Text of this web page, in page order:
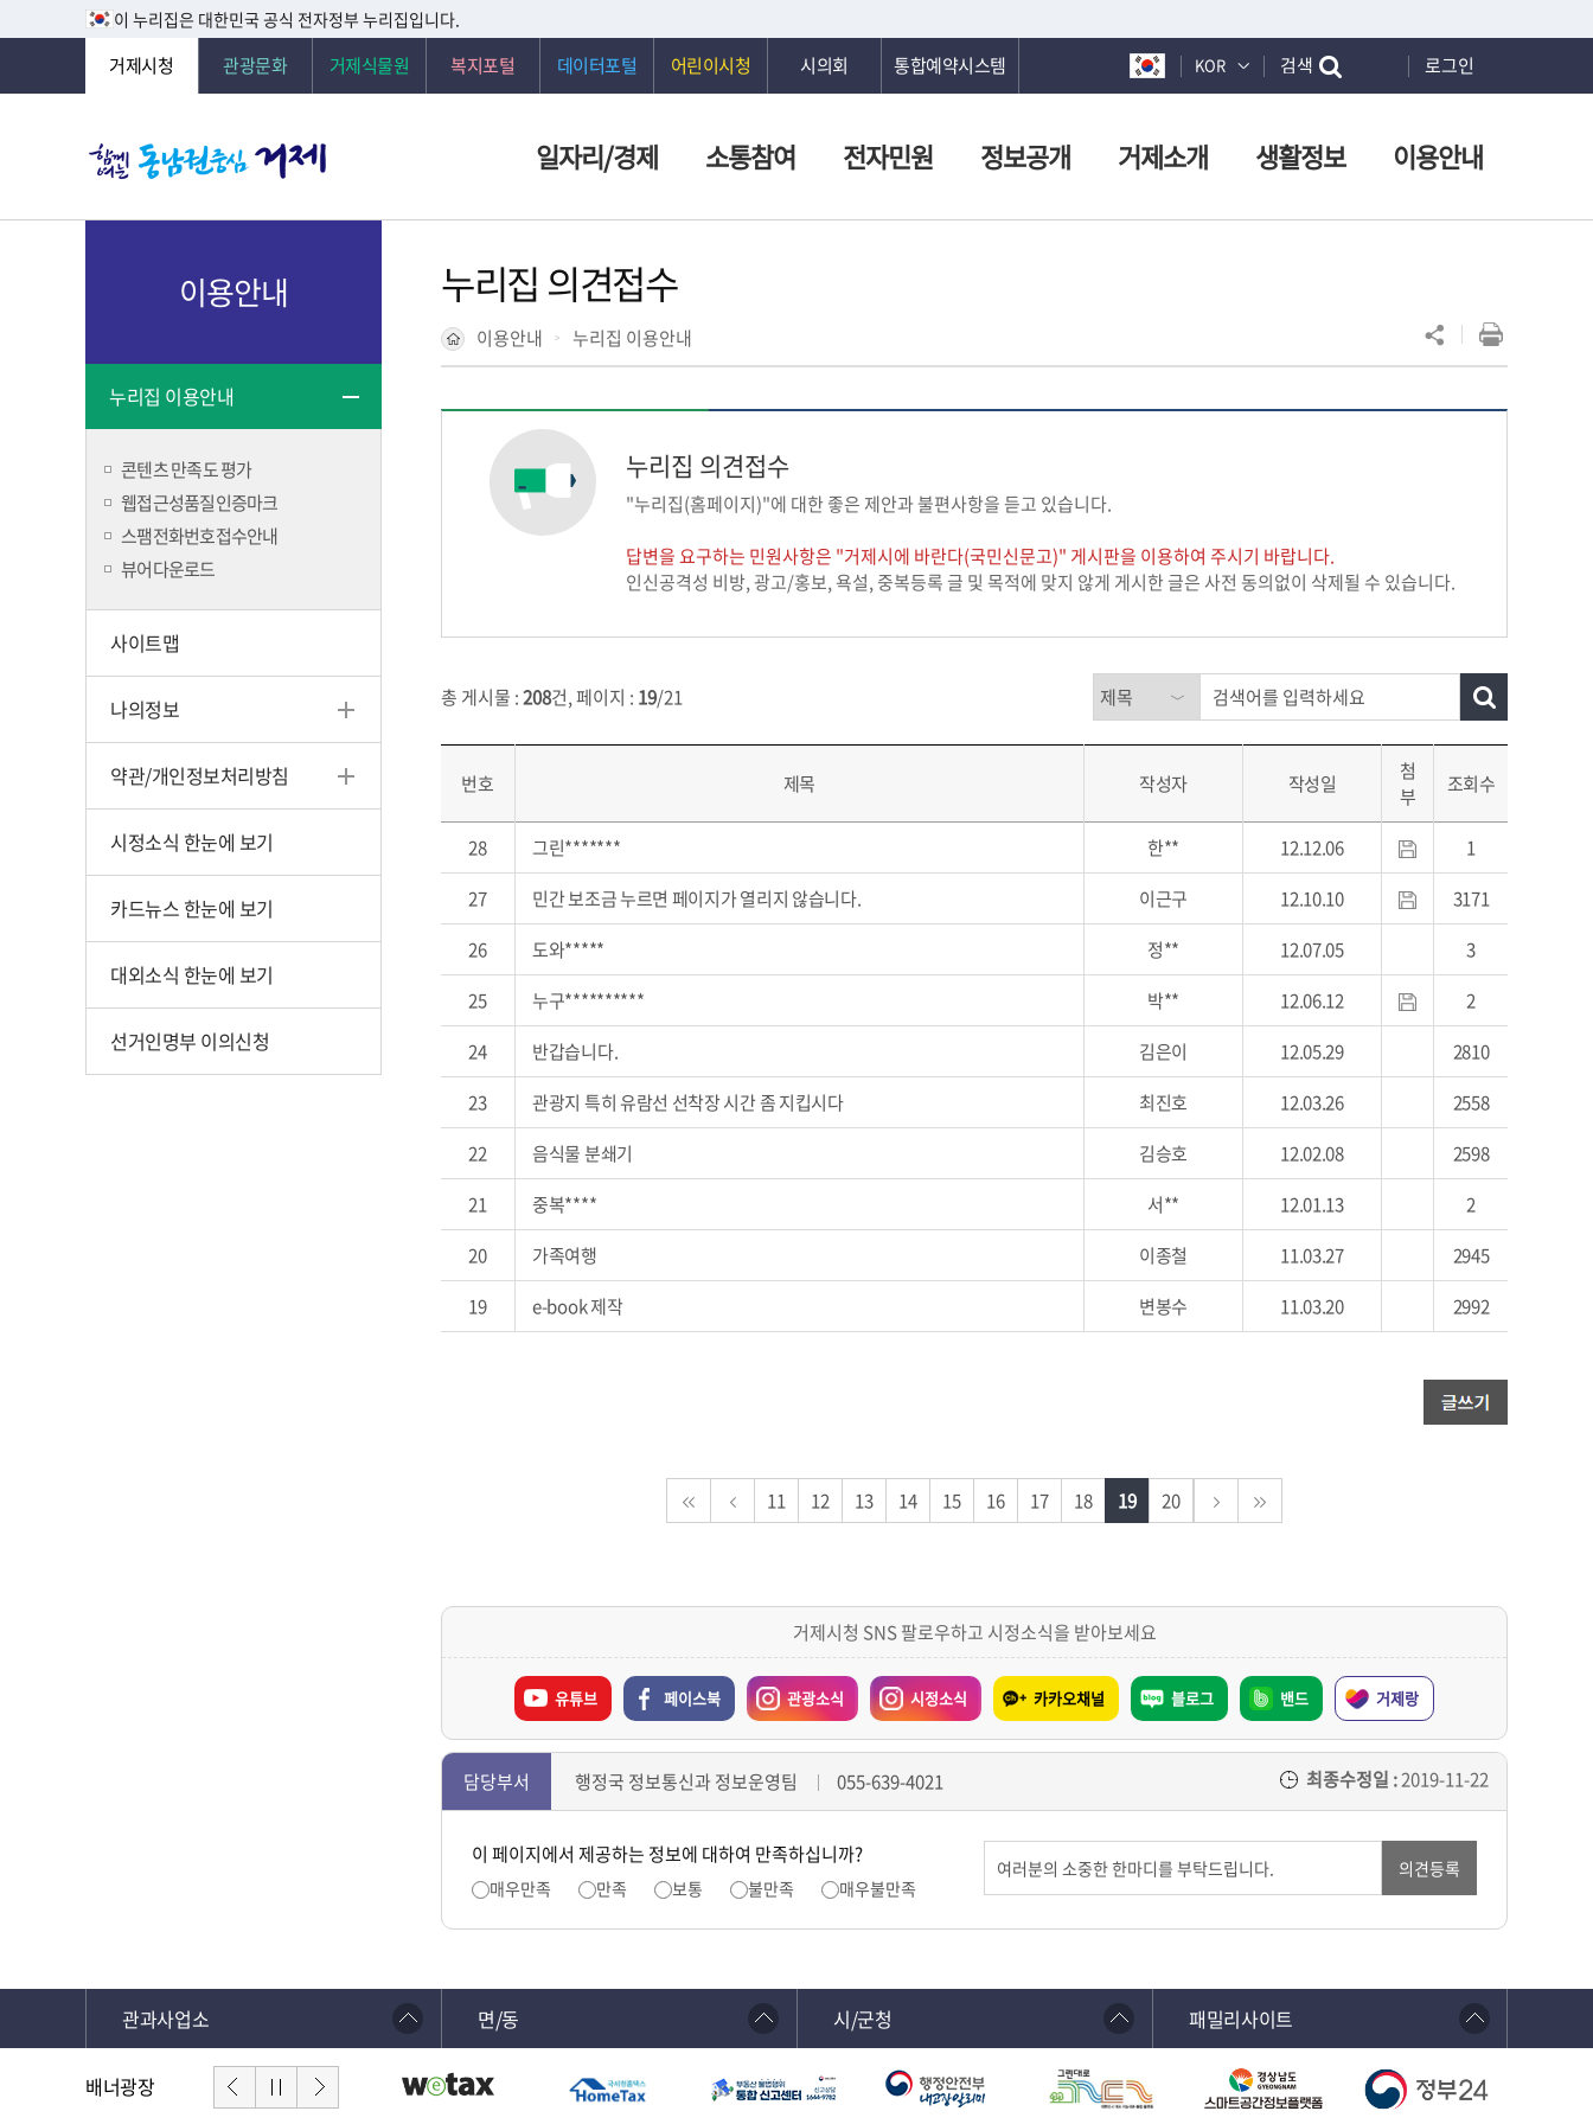
이 누리집은 대한민국 공식 전자정부 누리집입니다.
거제시청 관광문화 거제식물원 복지포털 데이터포털 어린이시청 시의회 통합예약시스템 KOR 검색 로그인
일자리/경제 소통참여 전자민원 정보공개 거제소개 생활정보 이용안내
이용안내
누리집 이용안내
콘텐츠 만족도 평가
웹접근성품질인증마크
스팸전화번호접수안내
뷰어다운로드
사이트맵
나의정보
약관/개인정보처리방침
시정소식 한눈에 보기
카드뉴스 한눈에 보기
대외소식 한눈에 보기
선거인명부 이의신청
누리집 의견접수
이용안내 누리집 이용안내
누리집 의견접수
"누리집(홈페이지)"에 대한 좋은 제안과 불편사항을 듣고 있습니다.
답변을 요구하는 민원사항은 "거제시에 바란다(국민신문고)" 게시판을 이용하여 주시기 바랍니다.
인신공격성 비방, 광고/홍보, 욕설, 중복등록 글 및 목적에 맞지 않게 게시한 글은 사전 동의없이 삭제될 수 있습니다.
총 게시물 :208건, 페이지 : 19/21
번호 제목 작성자 작성일
첨
부
조회수
28 그린******* 한** 12.12.06
1
27
민간 보조금 누르면 페이지가 열리지 않습니다. 이근구 12.10.10
3171
26
도와***** 정** 12.07.05
3
25
누구********** 박** 12.06.12
2
24
반갑습니다. 김은이 12.05.29
2810
23
관광지 특히 유람선 선착장 시간 좀 지킵시다 최진호 12.03.26
2558
22
음식물 분쇄기 김승호 12.02.08
2598
21
중복**** 서** 12.01.13
2
20
가족여행 이종철 11.03.27
2945
19
e-book 제작 변봉수 11.03.20 2992
11 12 13 14 15 16 17 18 19 20
거제시청 SNS 팔로우하고 시정소식을 받아보세요
유튜브 페이스북 관광소식 시정소식 카카오채널 블로그 밴드 거제랑
담당부서 행정국 정보통신과 정보운영팀 055-639-4021 최종수정일 :2019-11-22
이 페이지에서 제공하는 정보에 대하여 만족하십니까?
매우만족 만족 보통 불만족 매우불만족
의견등록
관과사업소 면/동 시/군청 패밀리사이트
배너광장